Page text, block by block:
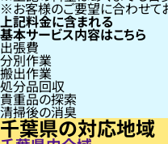
お客様のご要望に合わせて
上記料金に含まれる
基本サービス内容はこちら
出張費
分別作業
搬出作業
処分品回収
貴重品の探索
清掃後の消臭
千葉県の対応地域